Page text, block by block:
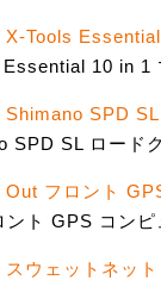
X-Tools
10 in 1
SPD SL
SPD SL ロード
Out フロント
ント GPS コン
ウェットネッ